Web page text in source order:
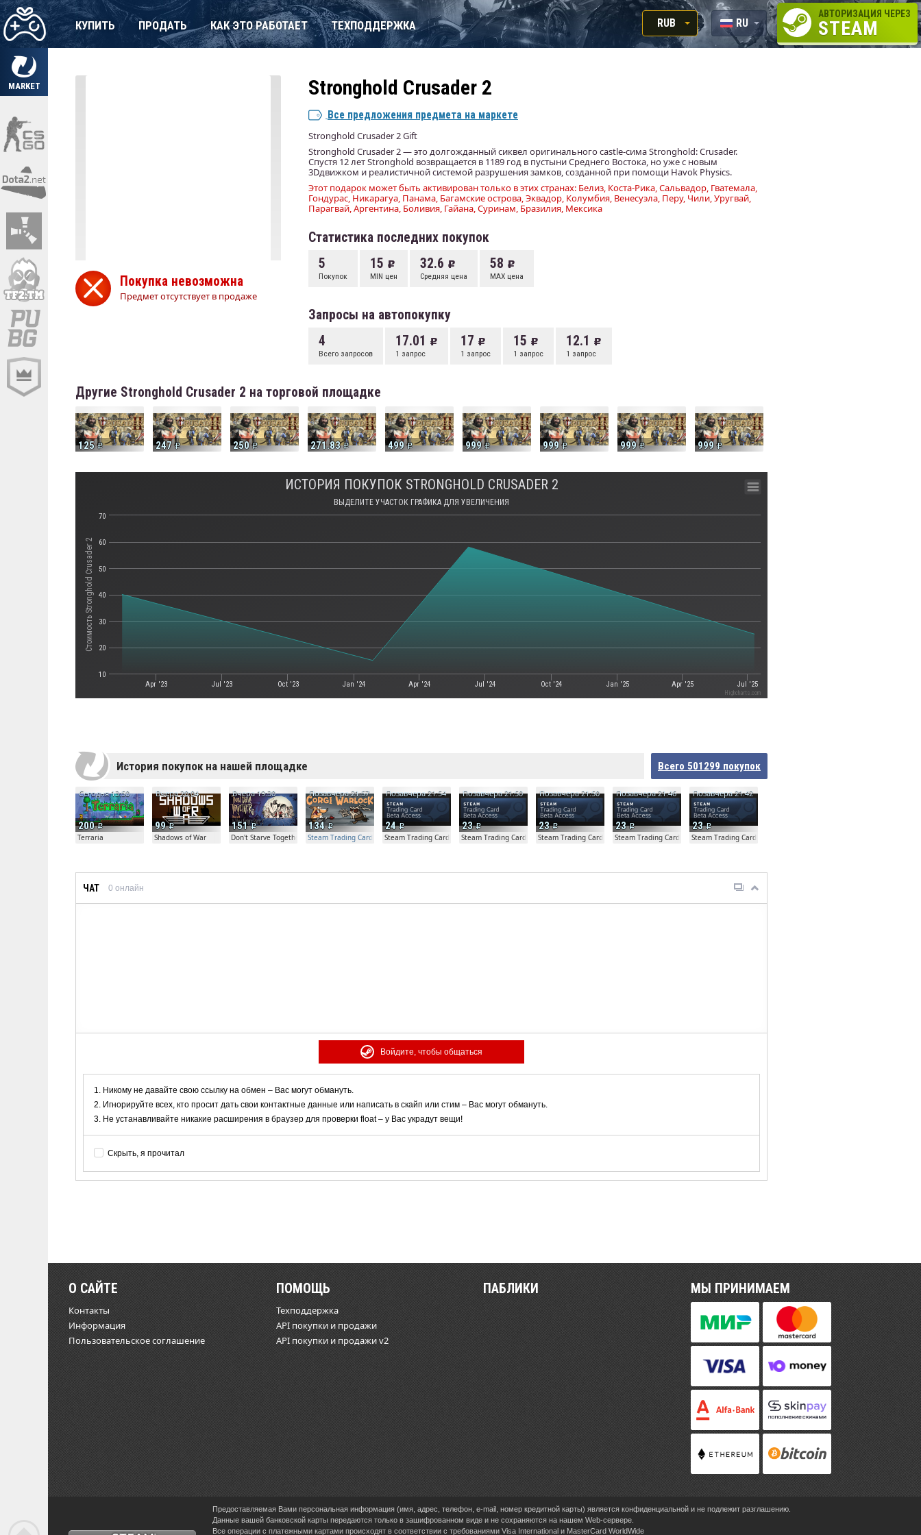
MARKET
КУПИТЬ ПРОДАТЬ КАК ЭТО РАБОТАЕТ ТЕХПОДДЕРЖКА
RUB
RUB
RU
EN
АВТОРИЗАЦИЯ ЧЕРЕЗ
STEAM
Покупка невозможна
Предмет отсутствует в продаже
Stronghold Crusader 2
Все предложения предмета на маркете
Stronghold Crusader 2 Gift
Stronghold Crusader 2 — это долгожданный сиквел оригинального castle-сима Stronghold: Crusader.
Спустя 12 лет Stronghold возвращается в 1189 год в пустыни Среднего Востока, но уже с новым
3Dдвижком и реалистичной системой разрушения замков, созданной при помощи Havok Physics.
Этот подарок может быть активирован только в этих странах: Белиз, Коста-Рика, Сальвадор, Гватемала,
Гондурас, Никарагуа, Панама, Багамские острова, Эквадор, Колумбия, Венесуэла, Перу, Чили, Уругвай,
Парагвай, Аргентина, Боливия, Гайана, Суринам, Бразилия, Мексика
Статистика последних покупок
5
Покупок
15
MIN цен
32.6
Средняя цена
58
MAX цена
Запросы на автопокупку
4
Всего запросов
17.01
1 запрос
17
1 запрос
15
1 запрос
12.1
1 запрос
Другие Stronghold Crusader 2 на торговой площадке
125 247 250 271.83 499 999 999 999 999
Стоимость Stronghold Crusader 2
ИСТОРИЯ ПОКУПОК STRONGHOLD CRUSADER 2
ВЫДЕЛИТЕ УЧАСТОК ГРАФИКА ДЛЯ УВЕЛИЧЕНИЯ
Apr '23 Jul '23 Oct '23 Jan '24 Apr '24 Jul '24 Oct '24 Jan '25 Apr '25 Jul '25
10
20
30
40
50
60
70
Highcharts.com
История покупок на нашей площадке Всего 501299 покупок
200
Сегодня 13:50
Terraria
99
Вчера 20:04
Shadows of War
151
Вчера 19:30
Don't Starve Together
134
Позавчера 21:57
Steam Trading Card Beta Access - Extra Copy
24
Позавчера 21:54
Steam Trading Card Beta
23
Позавчера 21:50
Steam Trading Card Beta
23
Позавчера 21:50
Steam Trading Card Beta
23
Позавчера 21:46
Steam Trading Card Beta
23
Позавчера 21:42
Steam Trading Card Beta
ЧАТ 0 онлайн
Войдите, чтобы общаться
Никому не давайте свою ссылку на обмен – Вас могут обмануть.
Игнорируйте всех, кто просит дать свои контактные данные или написать в скайп или стим – Вас могут обмануть.
Не устанавливайте никакие расширения в браузер для проверки float – у Вас украдут вещи!
Скрыть, я прочитал
О САЙТЕ
Контакты
Информация
Пользовательское соглашение
ПОМОЩЬ
Техподдержка
API покупки и продажи
API покупки и продажи v2
ПАБЛИКИ МЫ ПРИНИМАЕМ
Предоставляемая Вами персональная информация (имя, адрес, телефон, e-mail, номер кредитной карты) является конфиденциальной и не подлежит разглашению.
Данные вашей банковской карты передаются только в зашифрованном виде и не сохраняются на нашем Web-сервере.
Все операции с платежными картами происходят в соответствии с требованиями Visa International и MasterCard WorldWide